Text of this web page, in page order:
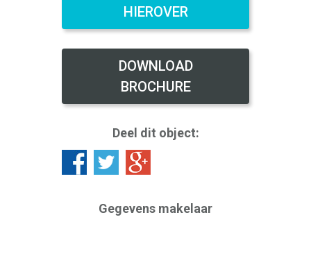
HIEROVER
DOWNLOAD
BROCHURE
Deel dit object:
Gegevens makelaar